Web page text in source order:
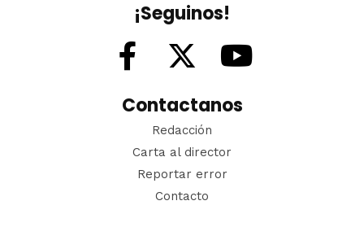
¡Seguinos!
Contactanos
Redacción
Carta al director
Reportar error
Contacto